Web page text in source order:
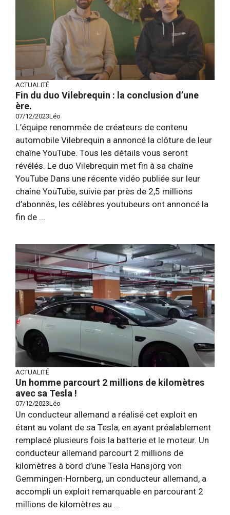
ACTUALITÉ
Fin du duo Vilebrequin : la conclusion d’une
ère.
07/12/2023Léo
L’équipe renommée de créateurs de contenu
automobile Vilebrequin a annoncé la clôture de leur
chaîne YouTube. Tous les détails vous seront
révélés. Le duo Vilebrequin met fin à sa chaîne
YouTube Dans une récente vidéo publiée sur leur
chaîne YouTube, suivie par près de 2,5 millions
d’abonnés, les célèbres youtubeurs ont annoncé la
fin de ...
ACTUALITÉ
Un homme parcourt 2 millions de kilomètres
avec sa Tesla !
07/12/2023Léo
Un conducteur allemand a réalisé cet exploit en
étant au volant de sa Tesla, en ayant préalablement
remplacé plusieurs fois la batterie et le moteur. Un
conducteur allemand parcourt 2 millions de
kilomètres à bord d’une Tesla Hansjörg von
Gemmingen-Hornberg, un conducteur allemand, a
accompli un exploit remarquable en parcourant 2
millions de kilomètres au ...